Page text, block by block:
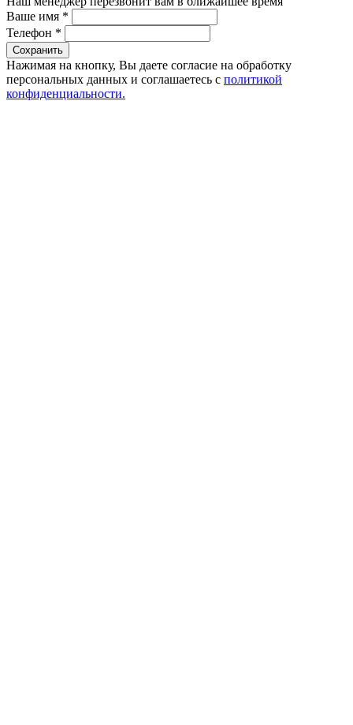
Ваше имя *
Телефон *
Сохранить
Нажимая на кнопку, Вы даете согласие на обработку
персональных данных и соглашаетесь с политикой
конфиденциальности.